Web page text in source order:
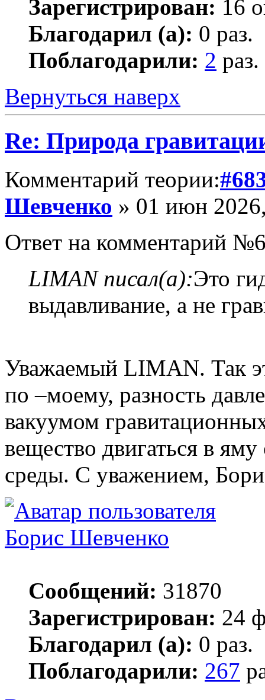
Зарегистрирован: 16
Благодарил (а): 0 раз.
Поблагодарили: 2 раз.
Вернуться наверх
Re: Природа
Комментарий теории:
Шевченко » 01 июн
Ответ на комментарий
LIMAN писал(а):Это
выдавливание, а не
Уважаемый LIMAN. Так
по –моему, разность
вакуумом
вещество двигаться в
среды. С уважением,
Борис Шевченко
Сообщений: 31870
Зарегистрирован: 24
Благодарил (а): 0 раз.
Поблагодарили: 267